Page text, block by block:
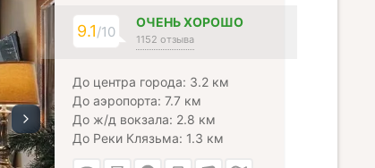
9.1/10
ОЧЕНЬ ХОРОШО
1152 отзыва
До центра города: 3.2 км
До аэропорта: 7.7 км
До ж/д вокзала: 2.8 км
До Реки Клязьма: 1.3 км